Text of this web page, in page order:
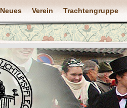
Neues Verein Trachtengruppe